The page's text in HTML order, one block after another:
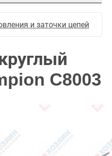
и заточки цепей
C8003